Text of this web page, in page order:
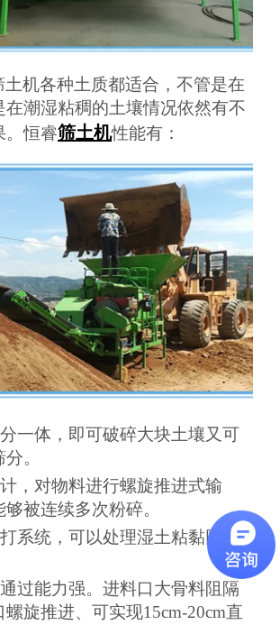
土机各种土质都适合，不管是在
在潮湿粘稠的土壤情况依然有不
。恒睿筛土机性能有：
一体，即可破碎大块土壤又可
。
，对物料进行螺旋推进式输
被连续多次粉碎。
系统，可以处理湿土粘黏网难
过能力强。进料口大骨料阻隔
螺旋推进、可实现15cm-20cm直